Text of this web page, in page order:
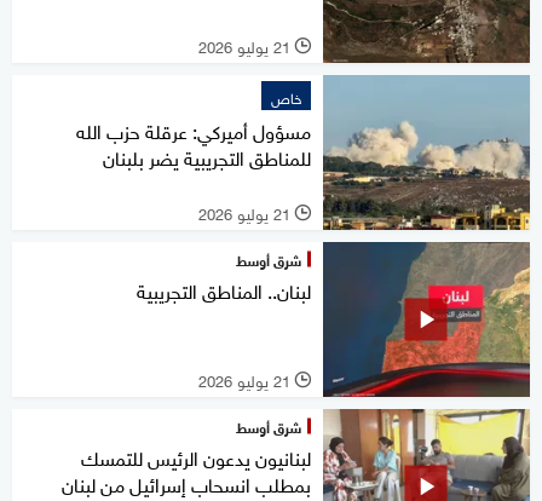
l 21 يوليو 2026
خاص
مسؤول أميركي: عرقلة حزب الله
للمناطق التجريبية يضر بلبنان
l 21 يوليو 2026
شرق أوسط
لبنان.. المناطق التجريبية
l 21 يوليو 2026
شرق أوسط
لبنانيون يدعون الرئيس للتمسك
بمطلب انسحاب إسرائيل من لبنان